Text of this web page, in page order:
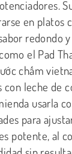
en platos
redondo
el Pad
chấm
leche de
usarla
para
potente, al